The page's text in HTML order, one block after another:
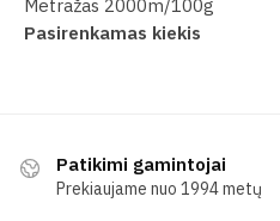
Metražas 2000m/100g
Pasirenkamas kiekis
Patikimi gamintojai
Prekiaujame nuo 1994 metų